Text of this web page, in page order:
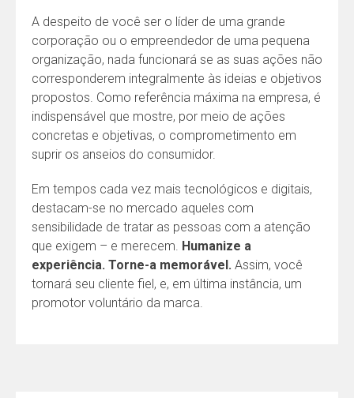
A despeito de você ser o líder de uma grande
corporação ou o empreendedor de uma pequena
organização, nada funcionará se as suas ações não
corresponderem integralmente às ideias e objetivos
propostos. Como referência máxima na empresa, é
indispensável que mostre, por meio de ações
concretas e objetivas, o comprometimento em
suprir os anseios do consumidor.
Em tempos cada vez mais tecnológicos e digitais,
destacam-se no mercado aqueles com
sensibilidade de tratar as pessoas com a atenção
que exigem – e merecem. Humanize a
experiência. Torne-a memorável. Assim, você
tornará seu cliente fiel, e, em última instância, um
promotor voluntário da marca.